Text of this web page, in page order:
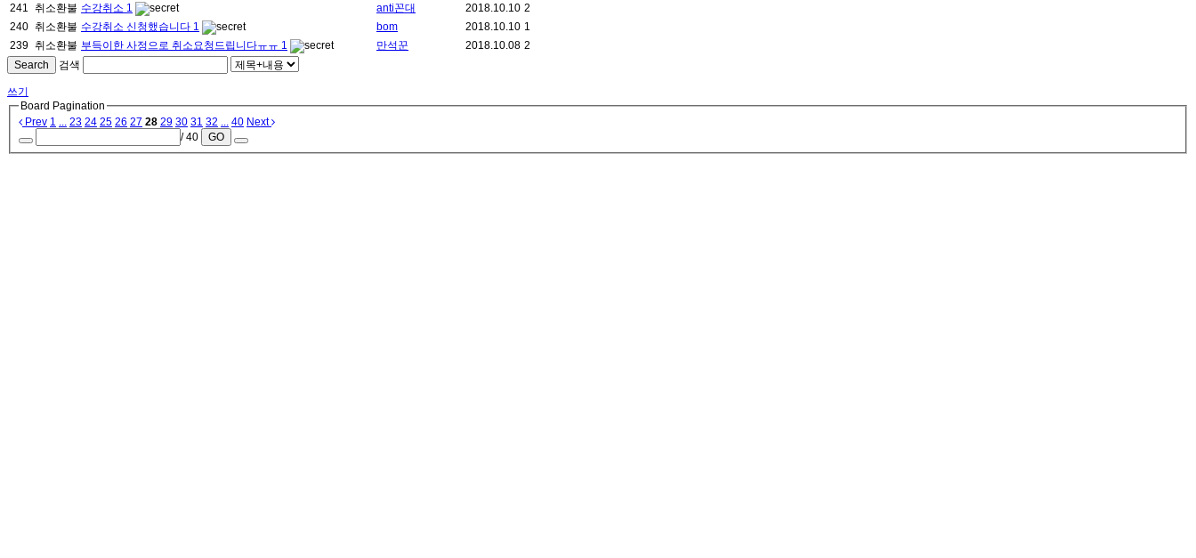
241
취소환불 수강취소 1 anti꼰대 2018.10.10 2
240 취소환불 수강취소 신청했습니다 1 bom 2018.10.10 1
239 취소환불 부득이한 사정으로 취소요청드립니다ㅠㅠ 1 만석꾼 2018.10.08 2
Search
검색
쓰기
Board Pagination
Prev 1 23 24 25 26 27 28 29 30 31 32 40 Next
/ 40
GO